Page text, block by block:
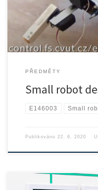
PŘEDMĚTY
Small robot
E146003 Small
Publikováno 22. 6. 2020